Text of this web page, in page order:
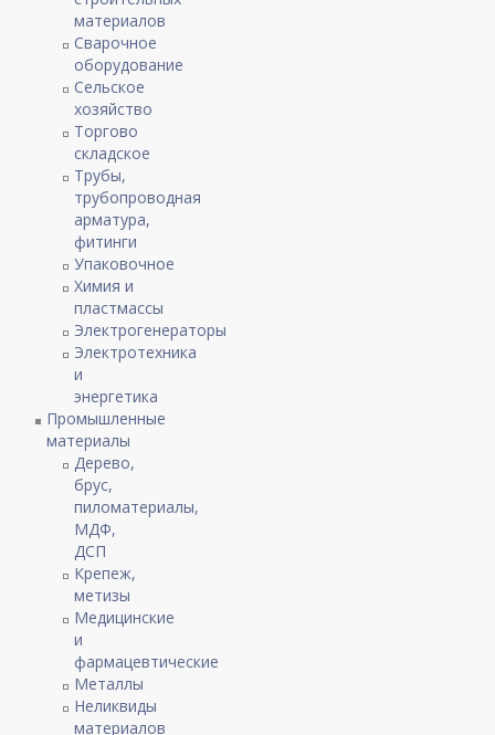
материалов
Сварочное
оборудование
Сельское
хозяйство
Торгово
складское
Трубы,
трубопроводная
арматура,
фитинги
Упаковочное
Химия и
пластмассы
Электрогенераторы
Электротехника
и
энергетика
Промышленные
материалы
Дерево,
брус,
пиломатериалы,
МДФ,
ДСП
Крепеж,
метизы
Медицинские
и
фармацевтические
Металлы
Неликвиды
материалов